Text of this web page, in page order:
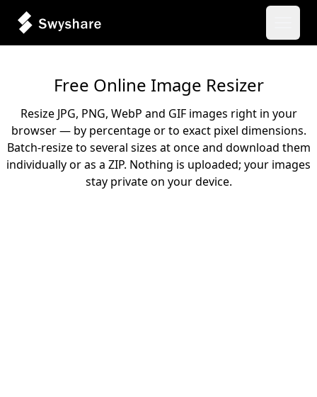
Free Online Image Resizer
Resize JPG, PNG, WebP and GIF images right in your
browser — by percentage or to exact pixel dimensions.
Batch-resize to several sizes at once and download them
individually or as a ZIP. Nothing is uploaded; your images
stay private on your device.